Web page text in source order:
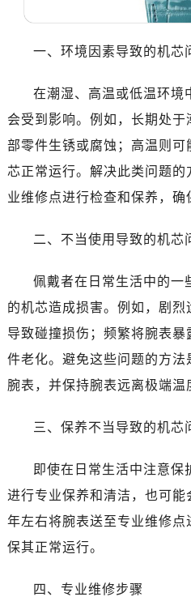
一、环境因素导致的机芯
在潮湿、高温或低温环境
会受到影响。例如，长期处
部零件生锈或腐蚀；高温则
芯正常运行。解决此类问题
业维修点进行检查和保养，确
二、不当使用导致的机芯
佩戴者在日常生活中的一
的机芯造成损害。例如，剧
导致碰撞损伤；频繁将腕表
件老化。避免这些问题的方
腕表，并保持腕表远离极端温
三、保养不当导致的机芯
即使在日常生活中注意
进行专业保养和清洁，也可
年左右将腕表送至专业维修
保其正常运行。
四、专业维修步骤